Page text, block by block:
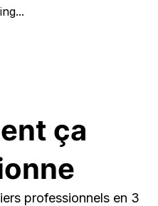
ça
professionnels en 3